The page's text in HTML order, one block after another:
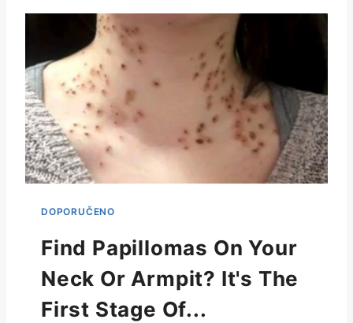
Find Papillomas On Your
Neck Or Armpit? It's The
First Stage Of...